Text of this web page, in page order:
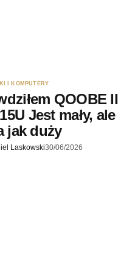
I KOMPUTERY
QOOBE II
Jest mały, ale
jak duży
Laskowski30/06/2026